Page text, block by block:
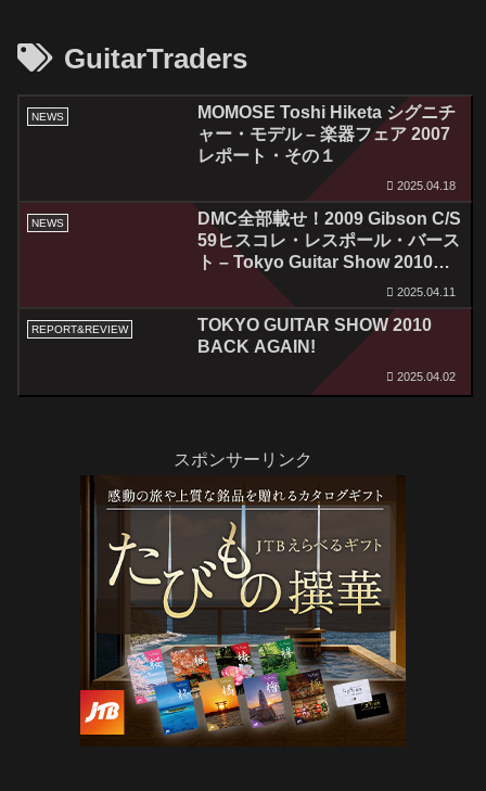
GuitarTraders
NEWS
MOMOSE Toshi Hiketa シグニチ
ャー・モデル – 楽器フェア 2007
レポート・その１
2025.04.18
NEWS
DMC全部載せ！2009 Gibson C/S
59ヒスコレ・レスポール・バース
ト – Tokyo Guitar Show 2010レ
ポート・4
2025.04.11
REPORT&REVIEW
TOKYO GUITAR SHOW 2010
BACK AGAIN!
2025.04.02
スポンサーリンク